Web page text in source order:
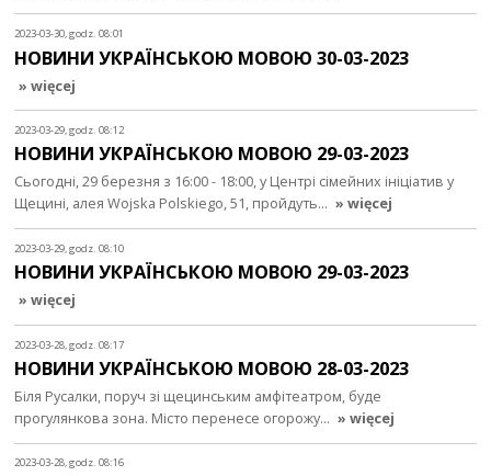
2023-03-30, godz. 08:01
НОВИНИ УКРАЇНСЬКОЮ МОВОЮ 30-03-2023
» więcej
2023-03-29, godz. 08:12
НОВИНИ УКРАЇНСЬКОЮ МОВОЮ 29-03-2023
Сьогодні, 29 березня з 16:00 - 18:00, у Центрі сімейних ініціатив у
Щецині, алея Wojska Polskiego, 51, пройдуть… » więcej
2023-03-29, godz. 08:10
НОВИНИ УКРАЇНСЬКОЮ МОВОЮ 29-03-2023
» więcej
2023-03-28, godz. 08:17
НОВИНИ УКРАЇНСЬКОЮ МОВОЮ 28-03-2023
Біля Русалки, поруч зі щецинським амфітеатром, буде
прогулянкова зона. Місто перенесе огорожу… » więcej
2023-03-28, godz. 08:16